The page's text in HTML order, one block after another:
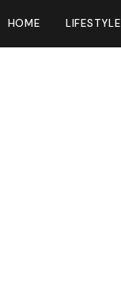
HOME LIFESTYLE